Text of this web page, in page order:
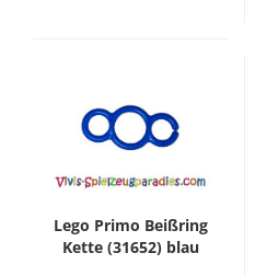
Lego Primo Beißring
Kette (31652) blau